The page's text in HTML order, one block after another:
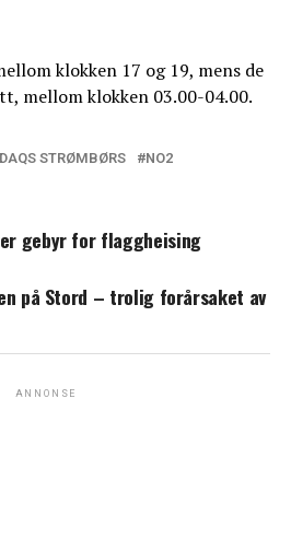
klokken 17 og 19, mens de
mellom klokken 03.00-04.00.
STRØMBØRS
NO2
gebyr for flaggheising
på Stord – trolig forårsaket av
ANNONSE